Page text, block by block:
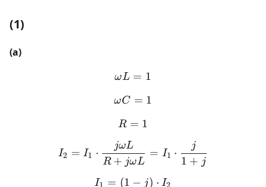
(1)
(a)
\omega L = 1
ωL = 1
\omega C = 1
ωC = 1
R = 1
R = 1
I_2 = I_1 \cdot
I2 = I1 ⋅
R + jωL
jωL
= I1 ⋅
1 + j
j
I_1 = (1 - j) \cdot I_2
I = (1 − j) ⋅ I